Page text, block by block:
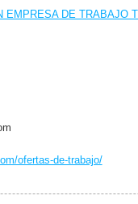
EMPRESA DE TRABAJO
ofertas-de-trabajo/